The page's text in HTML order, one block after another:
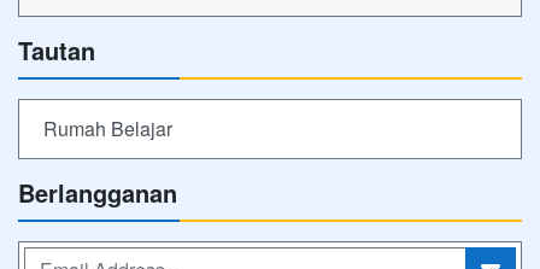
Tautan
Rumah Belajar
Berlangganan